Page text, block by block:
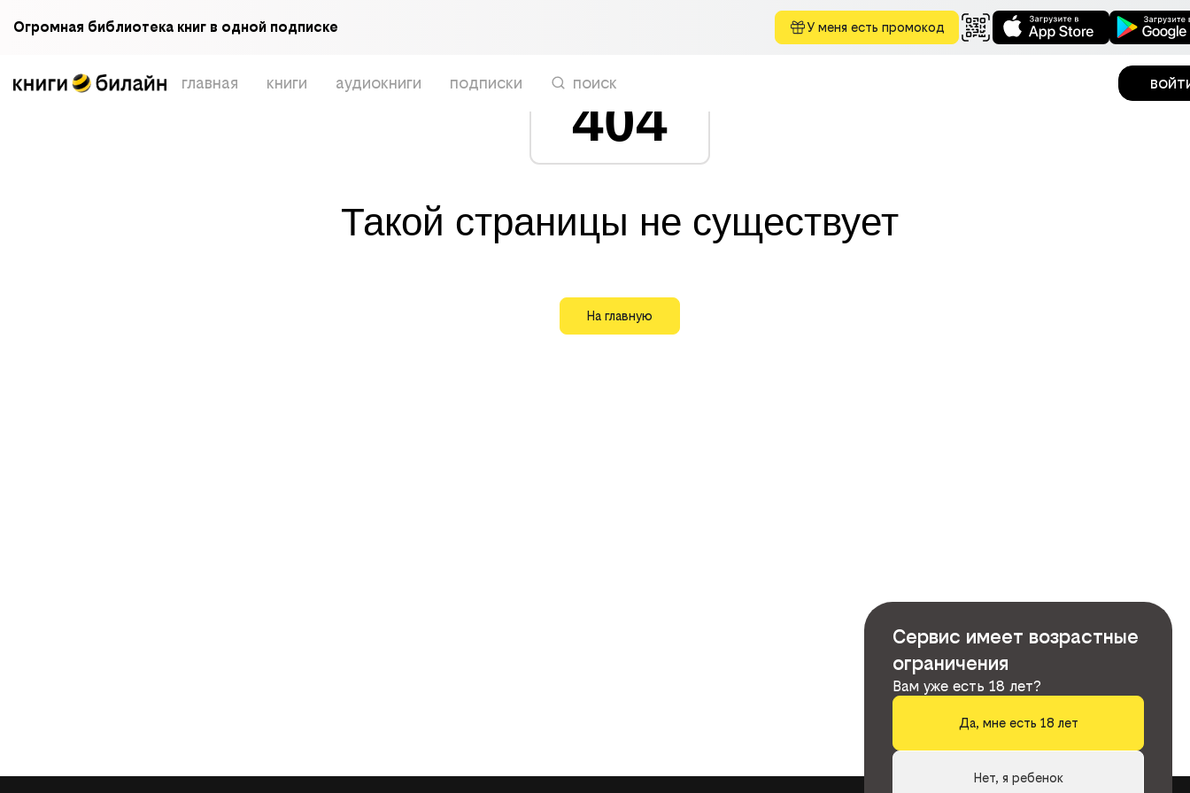
Огромная библиотека книг в одной подписке У меня есть промокод
главная книги аудиокниги подписки поиск
404
Такой страницы не существует
На главную
Сервис имеет возрастные
ограничения
Вам уже есть 18 лет?
Да, мне есть 18 лет
Нет, я ребенок